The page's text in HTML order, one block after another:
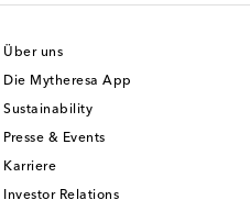
Über uns
Die Mytheresa App
Sustainability
Presse & Events
Karriere
Investor Relations